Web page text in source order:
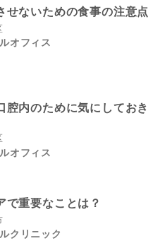
せないための食事の注意点
オフィス
腔内のために気にしておき
オフィス
で重要なことは？
クリニック